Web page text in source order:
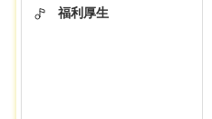
福利厚生